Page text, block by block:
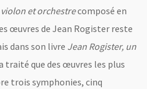
et orchestrecomposé en
œuvres de Jean Rogister reste
dans son livre Jean Rogister, un
traité que des œuvres les plus
trois symphonies, cinq